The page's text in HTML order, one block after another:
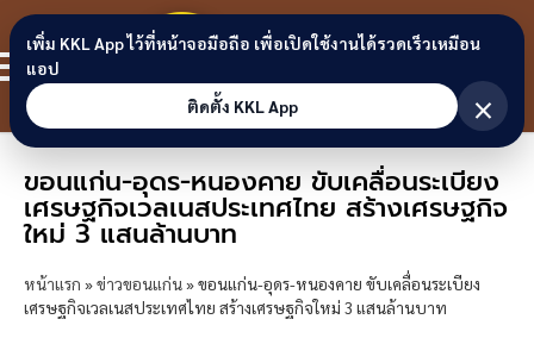
Skip to content
ขอนแก่น
ลิงก์
ขอนแก่น-อุดร-หนองคาย ขับเคลื่อนระเบียง
เศรษฐกิจเวลเนสประเทศไทย สร้างเศรษฐกิจ
ใหม่ 3 แสนล้านบาท
หน้าแรก »ข่าวขอนแก่น»ขอนแก่น-อุดร-หนองคาย ขับเคลื่อนระเบียง
เศรษฐกิจเวลเนสประเทศไทย สร้างเศรษฐกิจใหม่ 3 แสนล้านบาท
เพิ่ม KKL App ไว้ที่หน้าจอมือถือ เพื่อเปิดใช้งานได้รวดเร็วเหมือน
แอป
ติดตั้ง KKL App
×